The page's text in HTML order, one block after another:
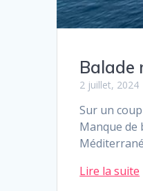
Balade
2 juillet, 2024
Sur un
Manque de
Lire la suite